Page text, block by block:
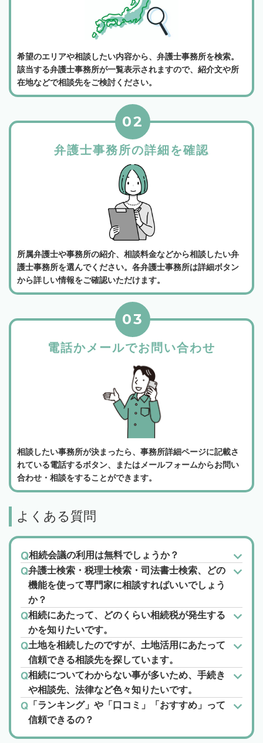
希望のエリアや相談したい内容から、弁護士事務所を検索。
該当する弁護士事務所が一覧表示されますので、紹介文や所
在地などで相談先をご検討ください。
弁護士事務所の詳細を確認
02
所属弁護士や事務所の紹介、相談料金などから相談したい弁
護士事務所を選んでください。各弁護士事務所は詳細ボタン
から詳しい情報をご確認いただけます。
電話かメールでお問い合わせ
03
相談したい事務所が決まったら、事務所詳細ページに記載さ
れている電話するボタン、またはメールフォームからお問い
合わせ・相談をすることができます。
よくある質問
相続会議の利用は無料でしょうか？
弁護士検索・税理士検索・司法書士検索、どの
機能を使って専門家に相談すればいいでしょう
か？
相続にあたって、どのくらい相続税が発生する
かを知りたいです。
土地を相続したのですが、土地活用にあたって
信頼できる相談先を探しています。
相続についてわからない事が多いため、手続き
や相談先、法律など色々知りたいです。
「ランキング」や「口コミ」「おすすめ」って
信頼できるの？